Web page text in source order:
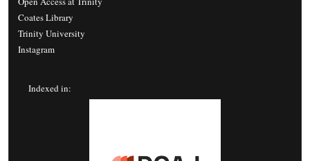
Coates Library
Trinity University
Instagram
Indexed in: